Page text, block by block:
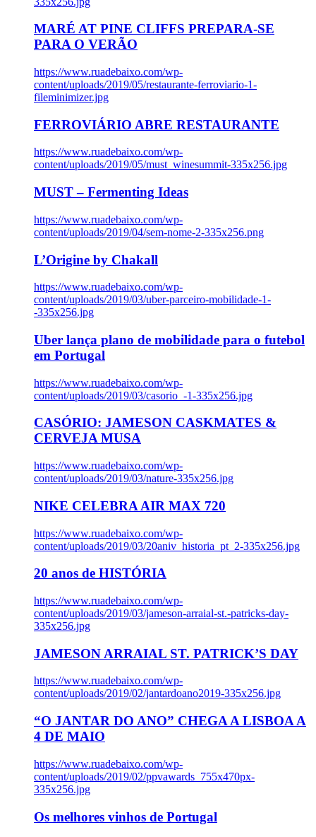
MARÉ AT PINE CLIFFS PREPARA-SE
PARA O VERÃO
https://www.ruadebaixo.com/wp-
content/uploads/2019/05/restaurante-ferroviario-1-
fileminimizer.jpg
FERROVIÁRIO ABRE RESTAURANTE
https://www.ruadebaixo.com/wp-
content/uploads/2019/05/must_winesummit-335x256.jpg
MUST – Fermenting Ideas
https://www.ruadebaixo.com/wp-
content/uploads/2019/04/sem-nome-2-335x256.png
L’Origine by Chakall
https://www.ruadebaixo.com/wp-
content/uploads/2019/03/uber-parceiro-mobilidade-1-
-335x256.jpg
Uber lança plano de mobilidade para o futebol
em Portugal
https://www.ruadebaixo.com/wp-
content/uploads/2019/03/casorio_-1-335x256.jpg
CASÓRIO: JAMESON CASKMATES &
CERVEJA MUSA
https://www.ruadebaixo.com/wp-
content/uploads/2019/03/nature-335x256.jpg
NIKE CELEBRA AIR MAX 720
https://www.ruadebaixo.com/wp-
content/uploads/2019/03/20aniv_historia_pt_2-335x256.jpg
20 anos de HISTÓRIA
https://www.ruadebaixo.com/wp-
content/uploads/2019/03/jameson-arraial-st.-patricks-day-
335x256.jpg
JAMESON ARRAIAL ST. PATRICK’S DAY
https://www.ruadebaixo.com/wp-
content/uploads/2019/02/jantardoano2019-335x256.jpg
“O JANTAR DO ANO” CHEGA A LISBOA A
4 DE MAIO
https://www.ruadebaixo.com/wp-
content/uploads/2019/02/ppvawards_755x470px-
335x256.jpg
Os melhores vinhos de Portugal